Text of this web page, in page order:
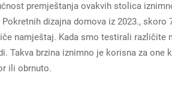
premještanja ovakvih stolica
dizajna domova iz 2023.,
namještaj. Kada smo testirali različite
Takva brzina iznimno je korisna za
ili obrnuto.